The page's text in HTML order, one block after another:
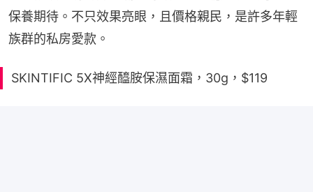
保養期待。不只效果亮眼，且價格親民，是許多年輕
族群的私房愛款。
SKINTIFIC 5X神經醯胺保濕面霜，30g，$119